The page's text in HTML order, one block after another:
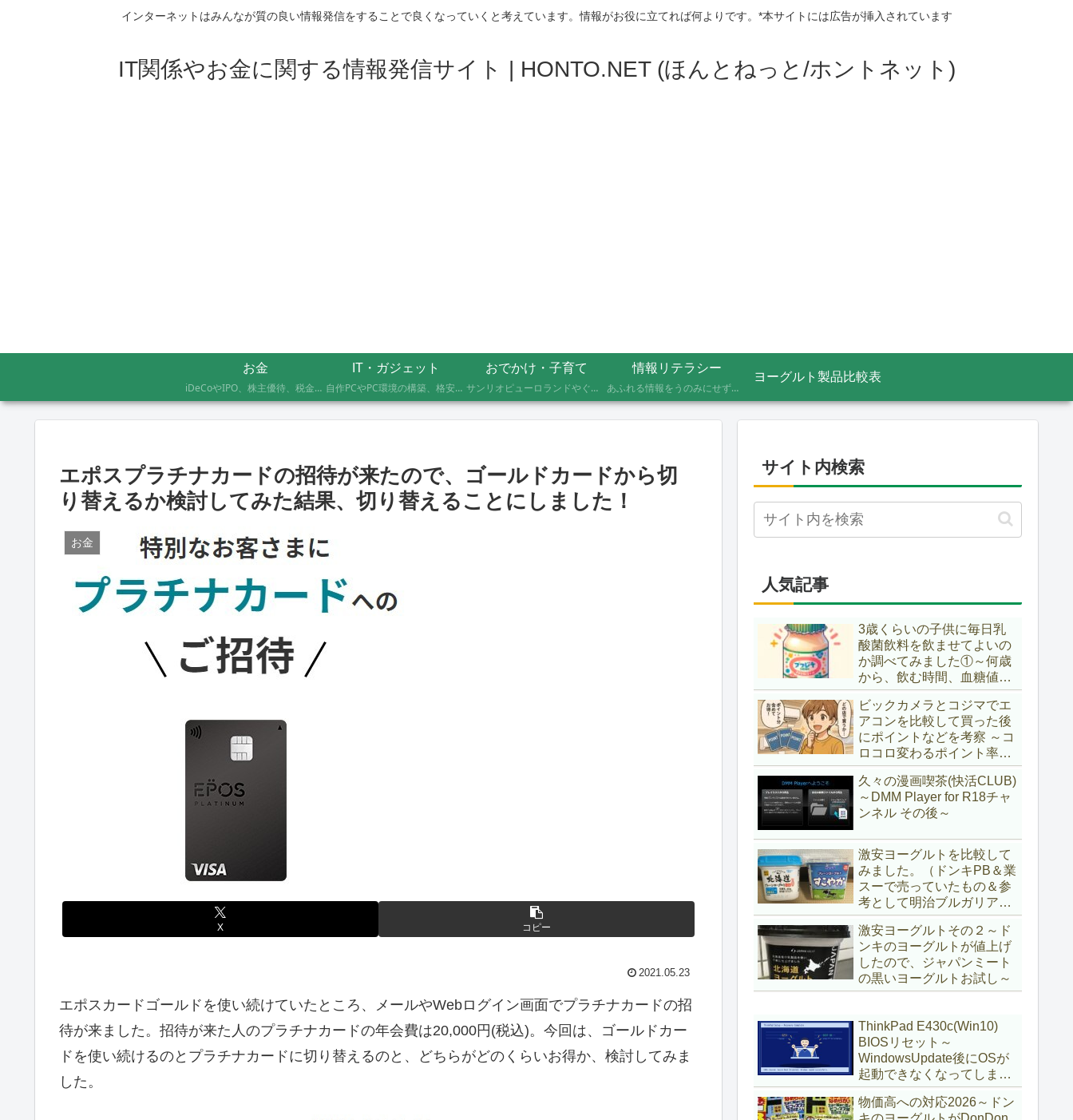
インターネットはみんなが質の良い情報発信をすることで良くなっていくと考えています。情報がお役に立てれば何よりです。*本サイトには広告が挿入されています
IT関係やお金に関する情報発信サイト | HONTO.NET (ほんとねっと/ホントネット)
お金
iDeCoやIPO、株主優待、税金のお得な支払い方法まで、AFP資格を持つ管理人が実際に体験したお金の記録です。証券会社の手続きにかかった日数や失敗談など、体験した人にしかわからないリアルな情報をお届けします。
IT・ガジェット
自作PCやPC環境の構築、格安SIMへのMNP乗り換え、便利なソフト・サービスの活用記録です。製品の型番や設定手順、つまずいたポイントまで具体的に記載していますので、同じことをしたい方の参考になれば幸いです。
おでかけ・子育て
サンリオピューロランドやぐりんぱなど、未就学児2人を連れて実際に行ったスポットの体験レポートです。株主優待や割引券でお得に楽しむ方法、子連れならではの持ち物や注意点もあわせて記録しています。
情報リテラシー
あふれる情報をうのみにせず、「これってほんと？」と一度立ち止まって見極めるための考え方を記録しています。ニュースの裏の読み解き方、詐欺やデマへの向き合い方など、サイト名「HONTO.NET」の原点となるテーマです。
ヨーグルト製品比較表
エポスプラチナカードの招待が来たので、ゴールドカードから切
り替えるか検討してみた結果、切り替えることにしました！
お金
X コピー
2021.05.23
エポスカードゴールドを使い続けていたところ、メールやWebログイン画面でプラチナカードの招
待が来ました。招待が来た人のプラチナカードの年会費は20,000円(税込)。今回は、ゴールドカー
ドを使い続けるのとプラチナカードに切り替えるのと、どちらがどのくらいお得か、検討してみま
した。
サイト内検索
人気記事
3歳くらいの子供に毎日乳
酸菌飲料を飲ませてよいの
か調べてみました①～何歳
から、飲む時間、血糖値ス
パイク～
ビックカメラとコジマでエ
アコンを比較して買った後
にポイントなどを考察 ～コ
ロコロ変わるポイント率に
注意＆株主優待券はポイン
ト率が低い時に使うべし～
久々の漫画喫茶(快活CLUB)
～DMM Player for R18チャ
ンネル その後～
激安ヨーグルトを比較して
みました。（ドンキPB＆業
スーで売っていたもの＆参
考として明治ブルガリアヨ
ーグルト)
激安ヨーグルトその２～ド
ンキのヨーグルトが値上げ
したので、ジャパンミート
の黒いヨーグルトお試し～
ThinkPad E430c(Win10)
BIOSリセット～
WindowsUpdate後にOSが
起動できなくなってしまい
復旧～
物価高への対応2026～ドン